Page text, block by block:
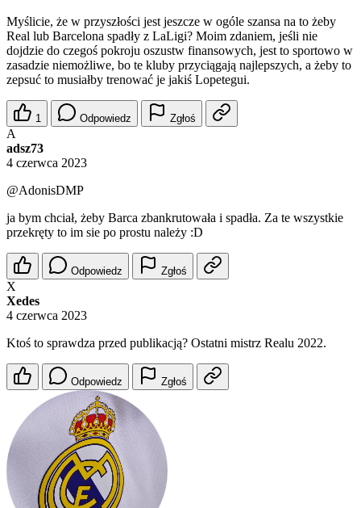
Myślicie, że w przyszłości jest jeszcze w ogóle szansa na to żeby
Real lub Barcelona spadły z LaLigi? Moim zdaniem, jeśli nie
dojdzie do czegoś pokroju oszustw finansowych, jest to sportowo w
zasadzie niemożliwe, bo te kluby przyciągają najlepszych, a żeby to
zepsuć to musiałby trenować je jakiś Lopetegui.
1 Odpowiedz Zgłoś
A
adsz73
4 czerwca 2023
@AdonisDMP
ja bym chciał, żeby Barca zbankrutowała i spadła. Za te wszystkie
przekręty to im sie po prostu należy :D
Odpowiedz Zgłoś
X
Xedes
4 czerwca 2023
Ktoś to sprawdza przed publikacją? Ostatni mistrz Realu 2022.
Odpowiedz Zgłoś